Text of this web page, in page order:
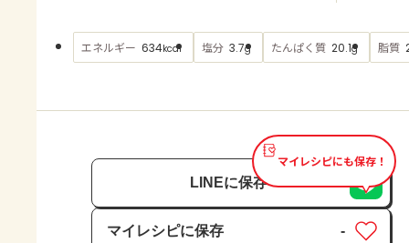
AJINOMOTO PARK とは
エネルギー 634kcal 塩分 3.7g たんぱく質 20.1g 脂質
マイレシピにも保存！
LINEに保存
マイレシピに保存
-